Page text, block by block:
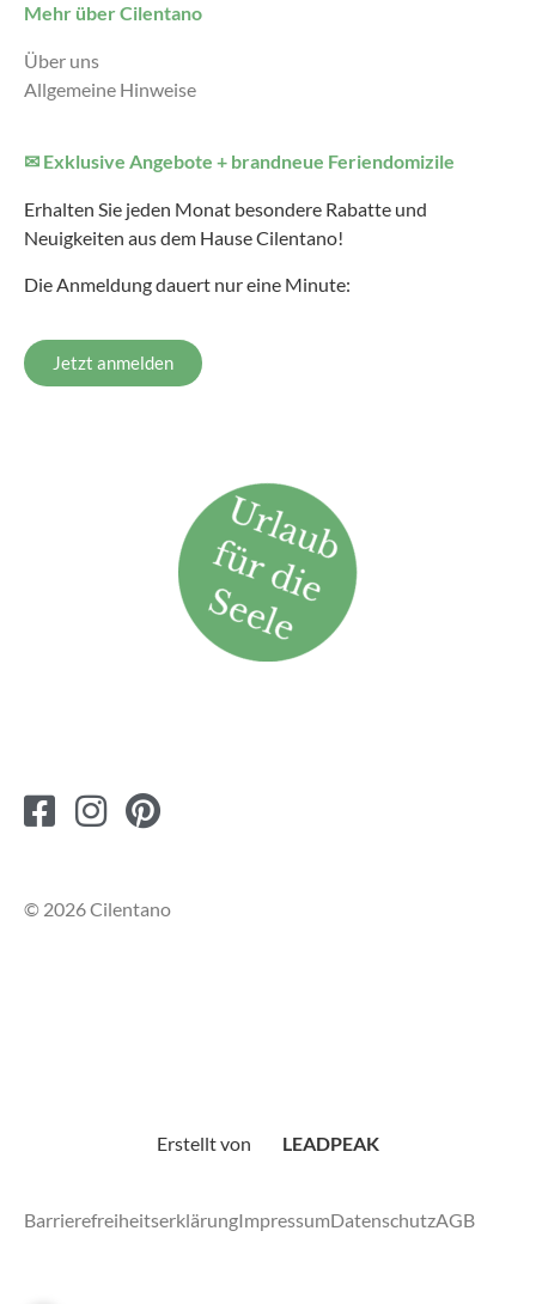
Mehr über Cilentano
Über uns
Allgemeine Hinweise
✉ Exklusive Angebote + brandneue Feriendomizile
Erhalten Sie jeden Monat besondere Rabatte und
Neuigkeiten aus dem Hause Cilentano!
Die Anmeldung dauert nur eine Minute:
Jetzt anmelden
© 2026 Cilentano
Erstellt von LEADPEAK
BarrierefreiheitserklärungImpressumDatenschutzAGB